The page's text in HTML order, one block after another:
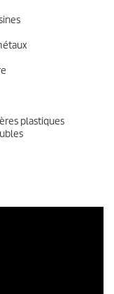
plastiques